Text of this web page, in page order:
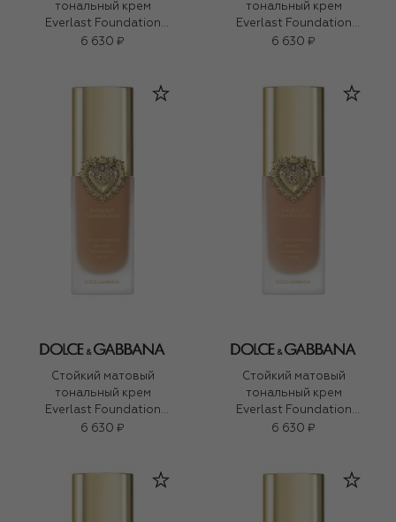
тональный крем
Everlast Foundation
SPF20 PA+++, оттенок
6 630 ₽
тональный крем
Everlast Foundation
SPF20 PA+++, оттенок
6 630 ₽
Стойкий матовый
тональный крем
Everlast Foundation
SPF20 PA+++, оттенок
6 630 ₽
Стойкий матовый
тональный крем
Everlast Foundation
SPF20 PA+++, оттенок
6 630 ₽